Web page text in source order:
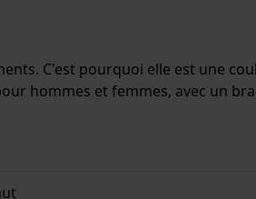
C'est pourquoi elle est une
hommes et femmes, avec un